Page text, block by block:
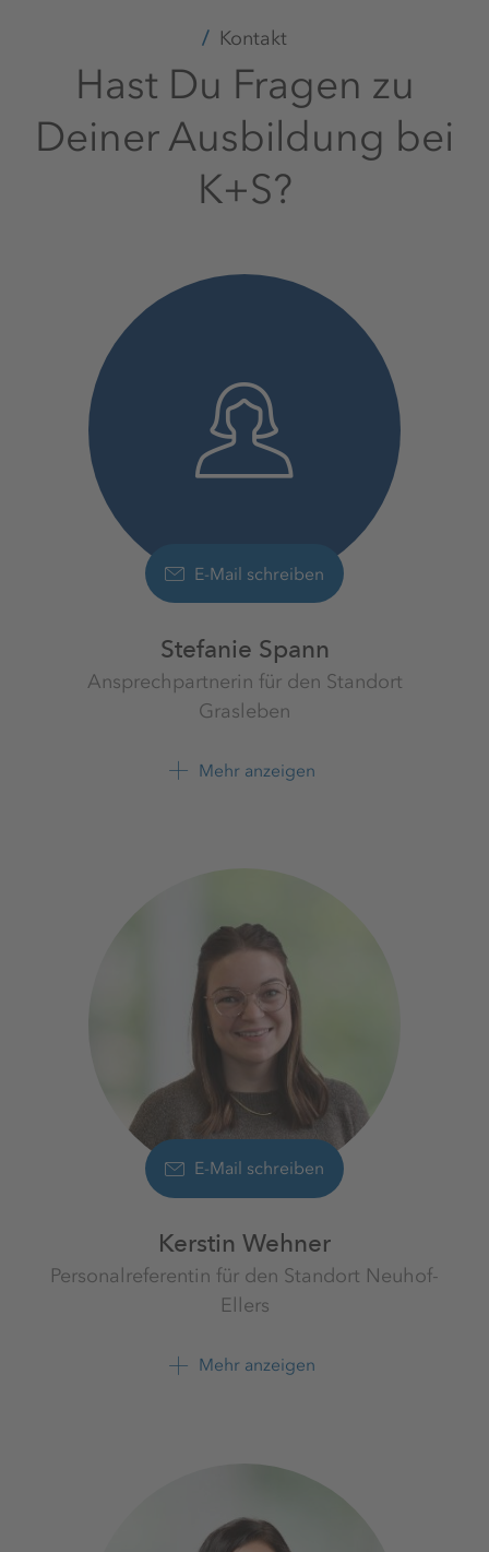
Kontakt
Hast Du Fragen zu
Deiner Ausbildung bei
K+S?
E-Mail schreiben
Stefanie Spann
Ansprechpartnerin für den Standort
Grasleben
Werk Braunschweig-Lüneburg
K+S Minerals and
Mehr anzeigen
E-Mail schreiben
Kerstin Wehner
Personalreferentin für den Standort Neuhof-
Ellers
Werk Neuhof-Ellers
K+S Minerals & Agriculture
Mehr anzeigen